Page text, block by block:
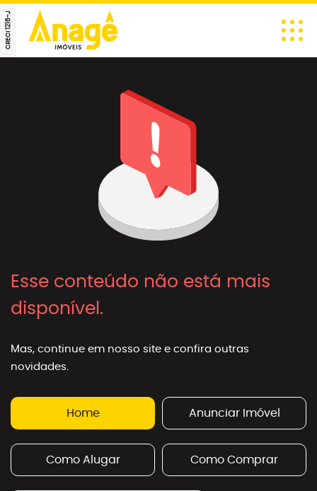
CRECI 1216-J
Esse conteúdo não está mais
disponível.
Mas, continue em nosso site e confira outras
novidades.
Home Anunciar Imóvel
Como Alugar Como Comprar